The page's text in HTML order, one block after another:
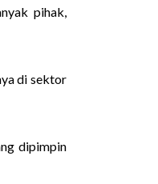
pihak,
di sektor
dipimpin